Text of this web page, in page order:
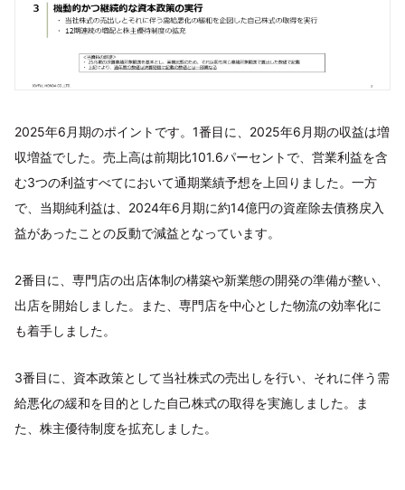
2025年6月期のポイントです。1番目に、2025年6月期の収益は増
収増益でした。売上高は前期比101.6パーセントで、営業利益を含
む3つの利益すべてにおいて通期業績予想を上回りました。一方
で、当期純利益は、2024年6月期に約14億円の資産除去債務戻入
益があったことの反動で減益となっています。
2番目に、専門店の出店体制の構築や新業態の開発の準備が整い、
出店を開始しました。また、専門店を中心とした物流の効率化に
も着手しました。
3番目に、資本政策として当社株式の売出しを行い、それに伴う需
給悪化の緩和を目的とした自己株式の取得を実施しました。ま
た、株主優待制度を拡充しました。